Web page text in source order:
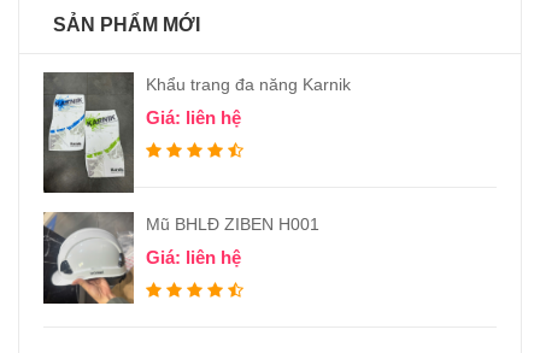
SẢN PHẨM MỚI
Khẩu trang đa năng Karnik
Giá: liên hệ
Mũ BHLĐ ZIBEN H001
Giá: liên hệ